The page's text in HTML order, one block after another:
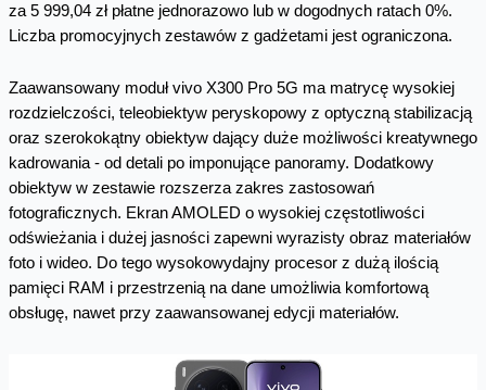
za 5 999,04 zł płatne jednorazowo lub w dogodnych ratach 0%.
Liczba promocyjnych zestawów z gadżetami jest ograniczona.
Zaawansowany moduł vivo X300 Pro 5G ma matrycę wysokiej
rozdzielczości, teleobiektyw peryskopowy z optyczną stabilizacją
oraz szerokokątny obiektyw dający duże możliwości kreatywnego
kadrowania - od detali po imponujące panoramy. Dodatkowy
obiektyw w zestawie rozszerza zakres zastosowań
fotograficznych. Ekran AMOLED o wysokiej częstotliwości
odświeżania i dużej jasności zapewni wyrazisty obraz materiałów
foto i wideo. Do tego wysokowydajny procesor z dużą ilością
pamięci RAM i przestrzenią na dane umożliwia komfortową
obsługę, nawet przy zaawansowanej edycji materiałów.